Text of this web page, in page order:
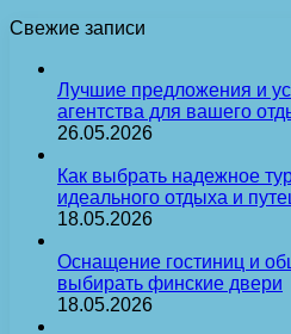
Свежие записи
Лучшие предложения и
агентства для вашего
26.05.2026
Как выбрать надежное
идеального отдыха и
18.05.2026
Оснащение гостиниц и
выбирать финские двери
18.05.2026